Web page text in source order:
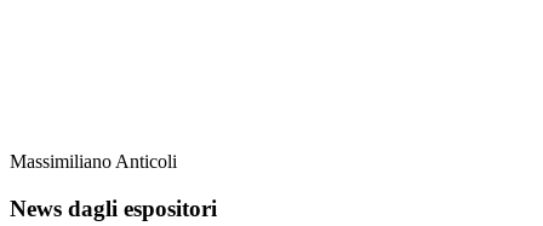
Massimiliano Anticoli
News dagli espositori